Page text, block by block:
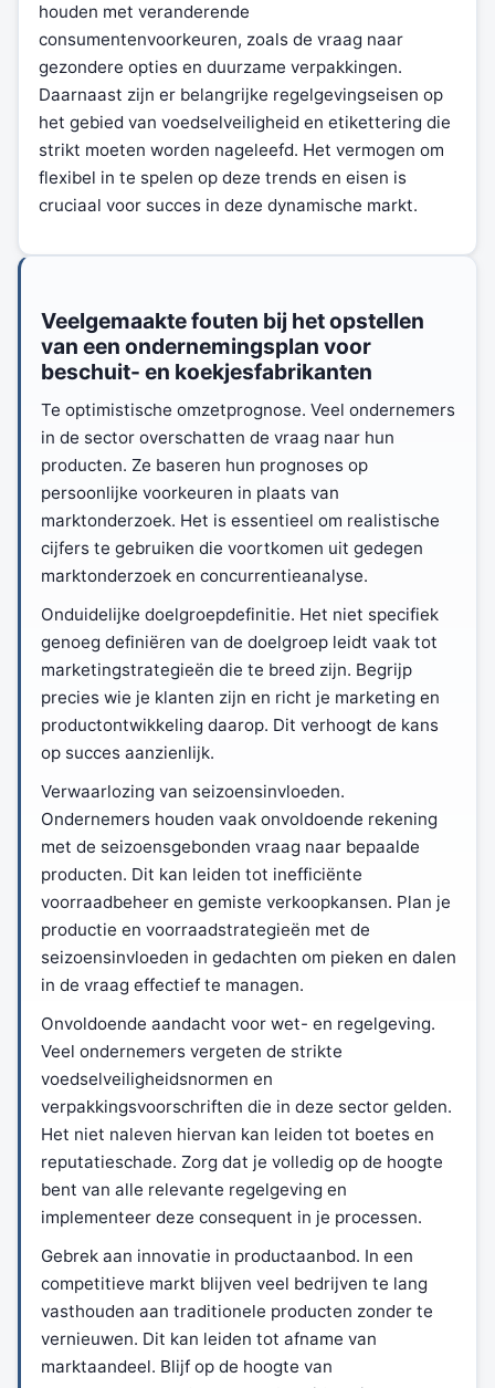
houden met veranderende
consumentenvoorkeuren, zoals de vraag naar
gezondere opties en duurzame verpakkingen.
Daarnaast zijn er belangrijke regelgevingseisen op
het gebied van voedselveiligheid en etikettering die
strikt moeten worden nageleefd. Het vermogen om
flexibel in te spelen op deze trends en eisen is
cruciaal voor succes in deze dynamische markt.
Veelgemaakte fouten bij het opstellen
van een ondernemingsplan voor
beschuit- en koekjesfabrikanten
Te optimistische omzetprognose. Veel ondernemers
in de sector overschatten de vraag naar hun
producten. Ze baseren hun prognoses op
persoonlijke voorkeuren in plaats van
marktonderzoek. Het is essentieel om realistische
cijfers te gebruiken die voortkomen uit gedegen
marktonderzoek en concurrentieanalyse.
Onduidelijke doelgroepdefinitie. Het niet specifiek
genoeg definiëren van de doelgroep leidt vaak tot
marketingstrategieën die te breed zijn. Begrijp
precies wie je klanten zijn en richt je marketing en
productontwikkeling daarop. Dit verhoogt de kans
op succes aanzienlijk.
Verwaarlozing van seizoensinvloeden.
Ondernemers houden vaak onvoldoende rekening
met de seizoensgebonden vraag naar bepaalde
producten. Dit kan leiden tot inefficiënte
voorraadbeheer en gemiste verkoopkansen. Plan je
productie en voorraadstrategieën met de
seizoensinvloeden in gedachten om pieken en dalen
in de vraag effectief te managen.
Onvoldoende aandacht voor wet- en regelgeving.
Veel ondernemers vergeten de strikte
voedselveiligheidsnormen en
verpakkingsvoorschriften die in deze sector gelden.
Het niet naleven hiervan kan leiden tot boetes en
reputatieschade. Zorg dat je volledig op de hoogte
bent van alle relevante regelgeving en
implementeer deze consequent in je processen.
Gebrek aan innovatie in productaanbod. In een
competitieve markt blijven veel bedrijven te lang
vasthouden aan traditionele producten zonder te
vernieuwen. Dit kan leiden tot afname van
marktaandeel. Blijf op de hoogte van